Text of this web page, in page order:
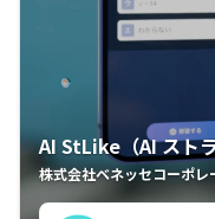
AI StLike（AI スト
株式会社ベネッセコーポレ